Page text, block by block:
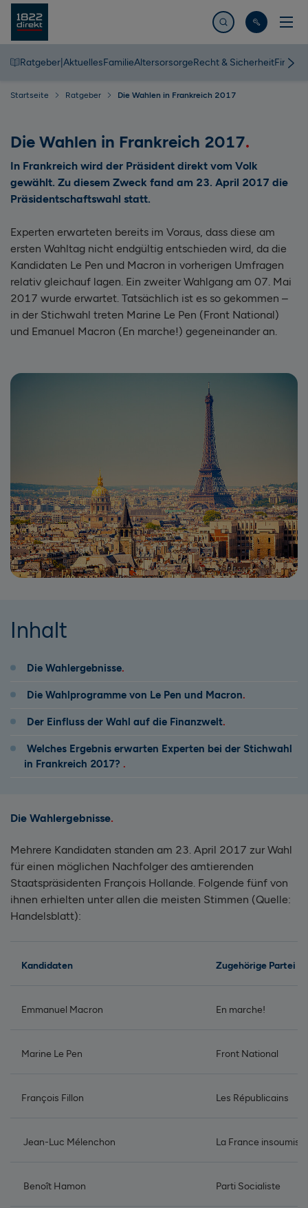
Jetzt suchen
Ratgeber AktuellesFamilieAltersorsorgeRecht & Sicherheit
Startseite Ratgeber Die Wahlen in Frankreich 2017
Die Wahlen in Frankreich 2017
In Frankreich wird der Präsident direkt vom Volk
gewählt. Zu diesem Zweck fand am 23. April 2017 die
Präsidentschaftswahl statt.
Experten erwarteten bereits im Voraus, dass diese am
ersten Wahltag nicht endgültig entschieden wird, da die
Kandidaten Le Pen und Macron in vorherigen Umfragen
relativ gleichauf lagen. Ein zweiter Wahlgang am 07. Mai
2017 wurde erwartet. Tatsächlich ist es so gekommen –
in der Stichwahl treten Marine Le Pen (Front National)
und Emanuel Macron (En marche!) gegeneinander an.
Inhalt
Die Wahlergebnisse
Die Wahlprogramme von Le Pen und Macron
Der Einfluss der Wahl auf die Finanzwelt
Welches Ergebnis erwarten Experten bei der Stichwahl
in Frankreich 2017?
Die Wahlergebnisse
Mehrere Kandidaten standen am 23. April 2017 zur Wahl
für einen möglichen Nachfolger des amtierenden
Staatspräsidenten François Hollande. Folgende fünf von
ihnen erhielten unter allen die meisten Stimmen (Quelle:
Handelsblatt):
Kandidaten Zugehörige Partei
Emmanuel Macron En marche!
Marine Le Pen Front National
François Fillon Les Républicains
Jean-Luc Mélenchon La France insoumise
Benoît Hamon Parti Socialiste